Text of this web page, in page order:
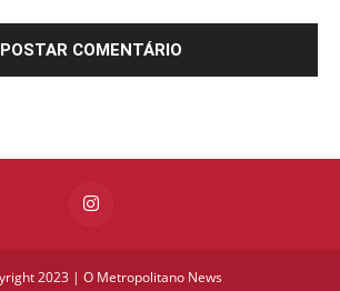
2023 | O Metropolitano News